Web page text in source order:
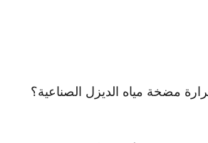
لماذا ترتفع تناسب عمليات الحفر